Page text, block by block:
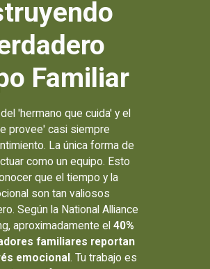
Familiar
'hermano que cuida' y el
provee' casi siempre
La única forma de
como un equipo. Esto
que el tiempo y la
son tan valiosos
Según la National Alliance
aproximadamente el40%
familiares reportan
emocional. Tu trabajo es